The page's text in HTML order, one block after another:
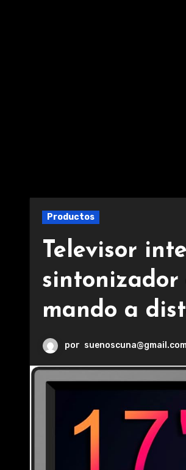
Productos
Televisor
sintonizador
mando a
por